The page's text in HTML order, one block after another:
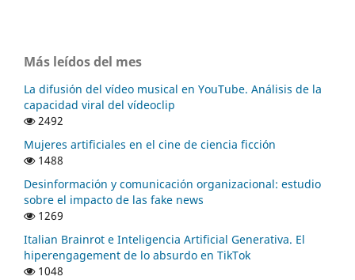
Más leídos del mes
La difusión del vídeo musical en YouTube. Análisis de la
capacidad viral del vídeoclip
2492
Mujeres artificiales en el cine de ciencia ficción
1488
Desinformación y comunicación organizacional: estudio
sobre el impacto de las fake news
1269
Italian Brainrot e Inteligencia Artificial Generativa. El
hiperengagement de lo absurdo en TikTok
1048